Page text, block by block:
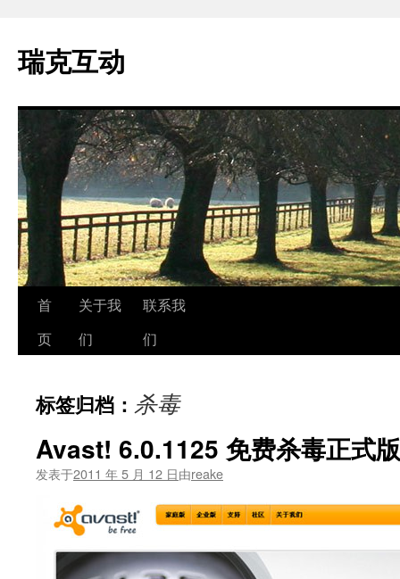
瑞克互动
跳
至
文
首
页
关于我
们
联系我
们
标签归档： 杀毒
Avast! 6.0.1125 免费杀毒正式
发表于2011 年 5 月 12 日由reake